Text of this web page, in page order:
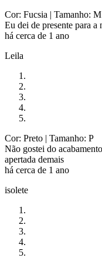
Cor: Fucsia | Tamanho: M
Eu dei de presente para a
há cerca de 1 ano
Leila
Cor: Preto | Tamanho: P
Não gostei do
apertada demais
há cerca de 1 ano
isolete